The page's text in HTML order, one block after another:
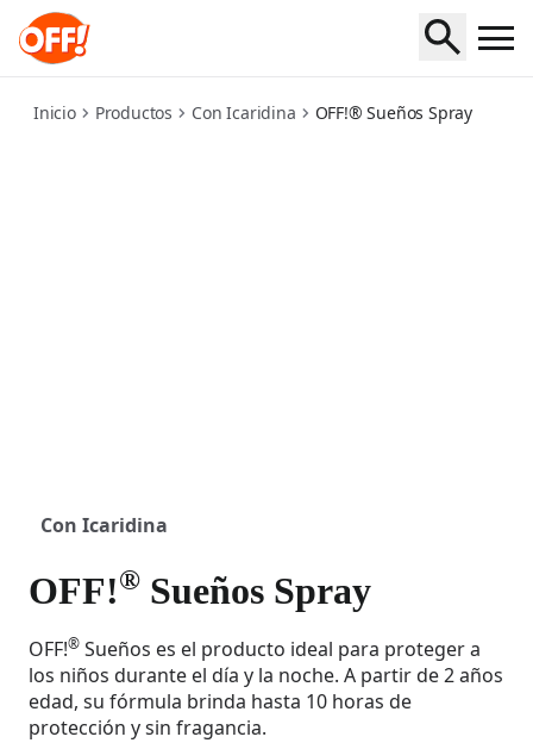
suenos-spray
Inicio Productos Con Icaridina OFF!® Sueños Spray
Con Icaridina
OFF!® Sueños Spray
OFF!® Sueños es el producto ideal para proteger a
los niños durante el día y la noche. A partir de 2 años
edad, su fórmula brinda hasta 10 horas de
protección y sin fragancia.